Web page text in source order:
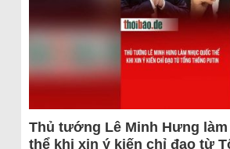
Thủ tướng Lê Minh Hưng
thể khi xin ý kiến chỉ đạo từ